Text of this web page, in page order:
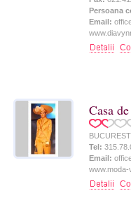
Persoana
Email:
Casa
Tel:
Email: